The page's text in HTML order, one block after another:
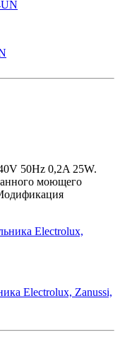
50Hz 0,2A 25W.
моющего
Electrolux, Zanussi,